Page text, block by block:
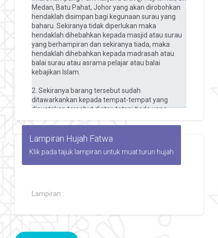
Lampiran Hujah Fatwa
Klik pada tajuk lampiran untuk muat turun hujah
Lampiran :